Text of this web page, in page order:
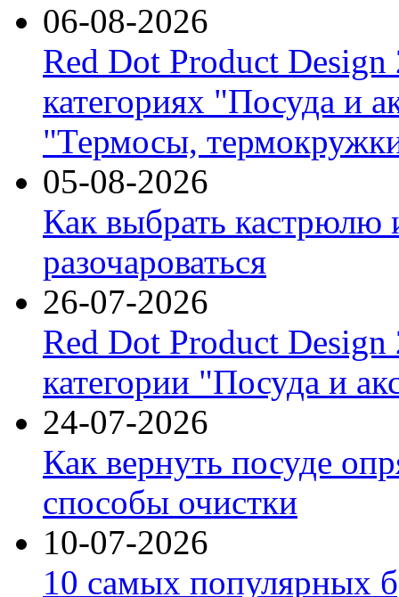
06-08-2026
Red Dot Product Design
категориях "Посуда и
"Термосы,
05-08-2026
Как выбрать кастрюлю
разочароваться
26-07-2026
Red Dot Product Design
категории "Посуда и
24-07-2026
Как вернуть посуде
способы очистки
10-07-2026
10 самых популярных